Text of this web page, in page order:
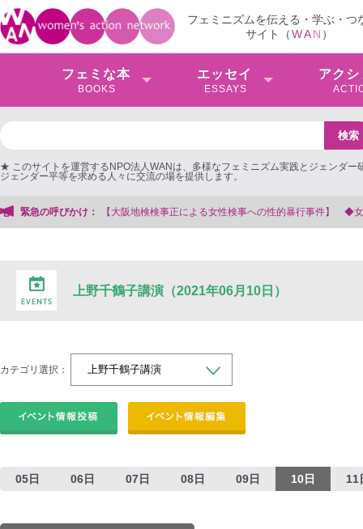
フェミニズムを伝える・学ぶ・つ
サイト（WAN ）
フェミな本
BOOKS
エッセイ
ESSAYS
アクシ
★ このサイトを運営するNPO法人WANは、多様なフェミニズム実践とジェンダー
ジェンダー平等を求める人々に交流の場を提供します。
緊急の呼びかけ：【大阪地検検事正による女性検事への性的暴行事件】 ◆女性検事
上野千鶴子講演（2021年06月10日）
カテゴリ選択：
05日 06日 07日 08日 09日 10日 11